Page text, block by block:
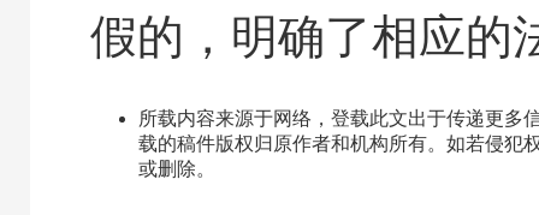
假的，明确了相应的
所载内容来源于网络，登载此文出于传递更多
载的稿件版权归原作者和机构所有。如若侵犯
或删除。